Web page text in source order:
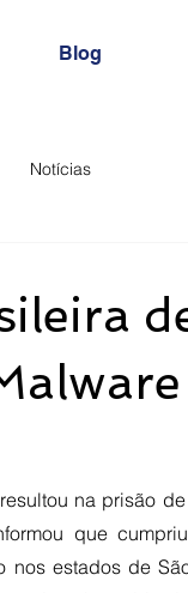
Blog
Notícias
na prisão
que
estados de